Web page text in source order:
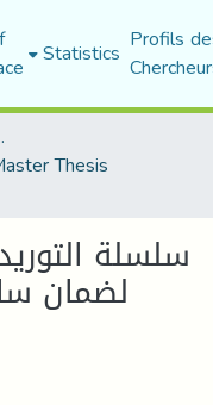
Statistics Profils
Science
Thesis
سلسلة
لضمان